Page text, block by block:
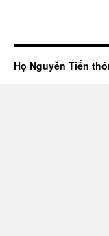
Họ Nguyễn Tiến